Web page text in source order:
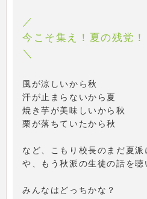
／
今こそ集え！夏の残党！
＼
風が涼しいから秋
汗が止まらないから夏
焼き芋が美味しいから秋
栗が落ちていたから秋
など、こもり校長のまだ夏
や、もう秋派の生徒の話を聴
みんなはどっちかな？